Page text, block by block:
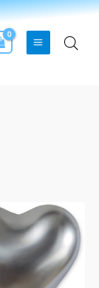
Main
Menu